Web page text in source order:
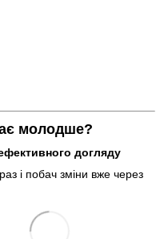
молодше?
догляду
і побач зміни вже через